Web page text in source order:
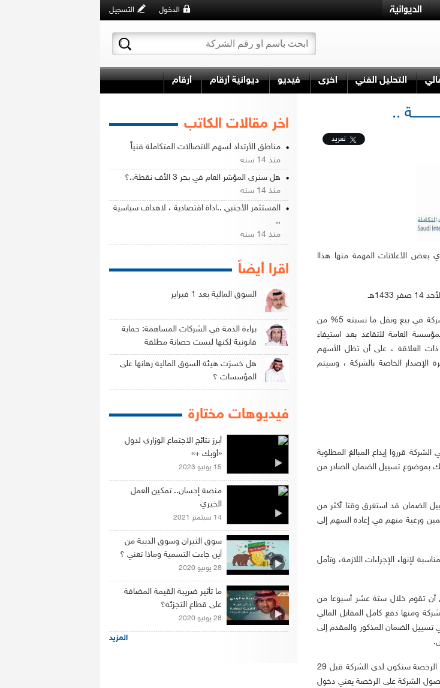
التسجيل الدخول
التحليل الفني اخرى فيديو ديوانية أرقام أرقام
..
تغريد
بعض الأعلانات المهمة منها هذاا
الموافق 8 يناير 2012م خطاب موافقة هيئة السوق المالية على طلب الشركة في بيع ونقل ما نسبته 5% من
العامة للتقاعد بعد استيفاء
ذات العلاقة ، على أن تظل الأسهم
الإصدار الخاصة بالشركة ، وسيتم
قرروا إيداع المبالغ المطلوبة
بموضوع تسييل الضمان الصادر من
الضمان قد استغرق وقتا أكثر من
ورغبة منهم في إعادة السهم إلى
لإنهاء الإجراءات اللازمة، وتأمل
أن تقوم خلال ستة عشر أسبوعا من
للشركة ومنها دفع كامل المقابل المالي
الضمان المذكور والمقدم إلى
المعلومة المشار لها هي معلومتين ..الأولى تتعلق بوعد قطعتة الشركة بإن الرخصة ستكون لدى الشركة قبل 29
...فمجرد حصول الشركة على الرخصة يعني دخول
اخر مقالات الكاتب
مناطق الأرتداد لسهم الاتصالات المتكاملة فنياً
منذ 14 سنه
هل سنرى المؤشر العام في بحر 3 الأف نقطة..؟
منذ 14 سنه
المستثمر الأجنبي ..اداة اقتصادية ، لاهداف سياسية
..
منذ 14 سنه
اقرا أيضاً
السوق المالية بعد 1 فبراير
براءة الذمة في الشركات المساهمة: حماية
قانونية لكنها ليست حصانة مطلقة
هل خسرَت هيئة السوق المالية رهانها على
المؤسسات ؟
فيديوهات مختارة
أبرز نتائج الاجتماع الوزاري لدول
«أوبك +»
15 يونيو 2023
منصة إحسان.. تمكين العمل
الخيري
14 سبتمبر 2021
سوق الثيران وسوق الدببة من
أين جاءت التسمية وماذا تعني ؟
28 يونيو 2020
ما تأثير ضريبة القيمة المضافة
على قطاع التجزئة؟
28 يونيو 2020
المزيد